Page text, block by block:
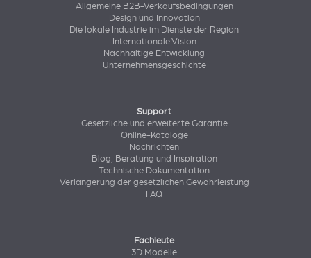
Allgemeine B2B-Verkaufsbedingungen
Design und Innovation
Die lokale Industrie im Dienste der Region
Internationale Vision
Nachhaltige Entwicklung
Unternehmensgeschichte
Support
Gesetzliche und erweiterte Garantie
Online-Kataloge
Nachrichten
Blog, Beratung und Inspiration
Technische Dokumentation
Verlängerung der gesetzlichen Gewährleistung
FAQ
Fachleute
3D Modelle